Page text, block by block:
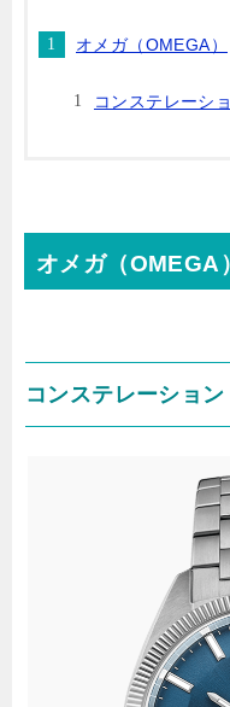
オメガ（OMEGA）
コンステレーシ
オメガ（OMEGA）
コンステレーショ